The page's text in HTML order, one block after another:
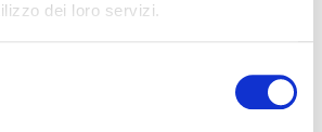
dei loro servizi.